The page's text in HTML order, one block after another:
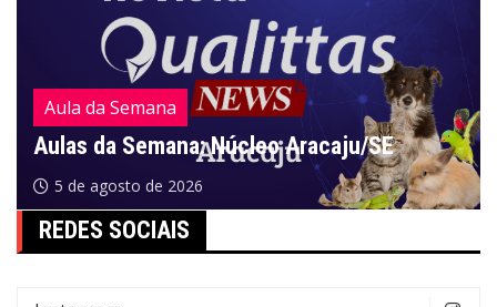
Aula da Semana
Aulas da Semana: Núcleo Aracaju/SE
5 de agosto de 2026
REDES SOCIAIS